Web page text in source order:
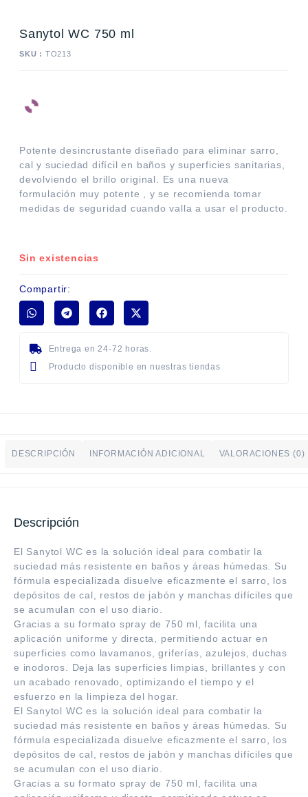
Sanytol WC 750 ml
SKU : TO213
Potente desincrustante diseñado para eliminar sarro,
cal y suciedad difícil en baños y superficies sanitarias,
devolviendo el brillo original. Es una nueva
formulación muy potente , y se recomienda tomar
medidas de seguridad cuando valla a usar el producto.
Sin existencias
Compartir:
Entrega en 24-72 horas.
Producto disponible en nuestras tiendas
DESCRIPCIÓN INFORMACIÓN ADICIONAL VALORACIONES (0)
Descripción
El Sanytol WC es la solución ideal para combatir la
suciedad más resistente en baños y áreas húmedas. Su
fórmula especializada disuelve eficazmente el sarro, los
depósitos de cal, restos de jabón y manchas difíciles que
se acumulan con el uso diario.
Gracias a su formato spray de 750 ml, facilita una
aplicación uniforme y directa, permitiendo actuar en
superficies como lavamanos, griferías, azulejos, duchas
e inodoros. Deja las superficies limpias, brillantes y con
un acabado renovado, optimizando el tiempo y el
esfuerzo en la limpieza del hogar.
El Sanytol WC es la solución ideal para combatir la
suciedad más resistente en baños y áreas húmedas. Su
fórmula especializada disuelve eficazmente el sarro, los
depósitos de cal, restos de jabón y manchas difíciles que
se acumulan con el uso diario.
Gracias a su formato spray de 750 ml, facilita una